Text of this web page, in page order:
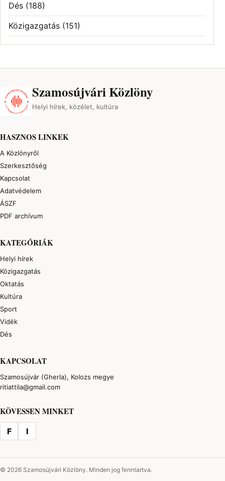
Dés (188)
Közigazgatás (151)
Szamosújvári Közlöny
Helyi hírek, közélet, kultúra
HASZNOS LINKEK
A Közlönyről
Szerkesztőség
Kapcsolat
Adatvédelem
ÁSZF
PDF archívum
KATEGÓRIÁK
Helyi hírek
Közigazgatás
Oktatás
Kultúra
Sport
Vidék
Dés
KAPCSOLAT
Szamosújvár (Gherla), Kolozs megye
ritiattila@gmail.com
KÖVESSEN MINKET
F I
© 2026 Szamosújvári Közlöny. Minden jog fenntartva.